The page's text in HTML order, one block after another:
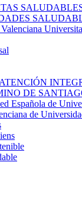
DE
Española de
de